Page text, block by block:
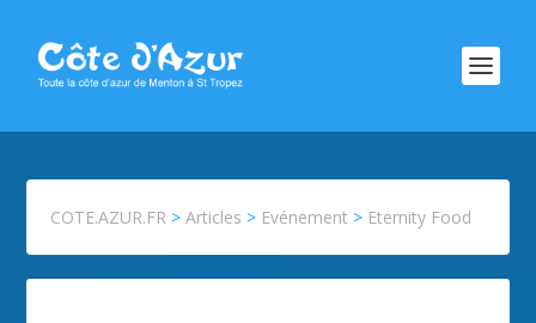
COTE.AZUR.FR >Articles > Evénement > Eternity Food